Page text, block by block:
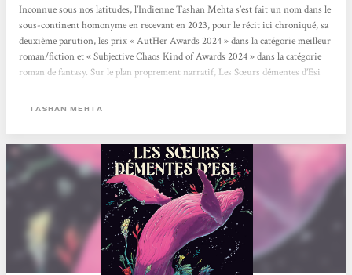
Inconnue sous nos latitudes, l’Indienne Tashan Mehta s’est fait un nom dans le
sous-continent homonyme en recevant en 2023, pour le récit ici chroniqué, sa
deuxième parution, les prix « AutHer Awards 2024 » dans la catégorie meilleur
roman/fiction et « Subjective Chaos Kind of Awards 2024 » dans la catégorie
roman de fantasy. Sur le plan proprement narratif, Les Sœurs démentes d’Esi
résultat à la fois dense et poétique. Cette hybridité narrative ne se laisse...
TASHAN MEHTA